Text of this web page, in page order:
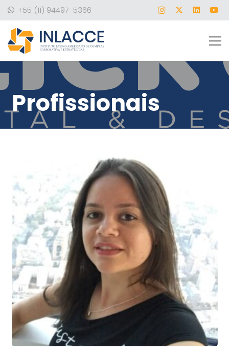
+55 (11) 94497-5366
Profissionais